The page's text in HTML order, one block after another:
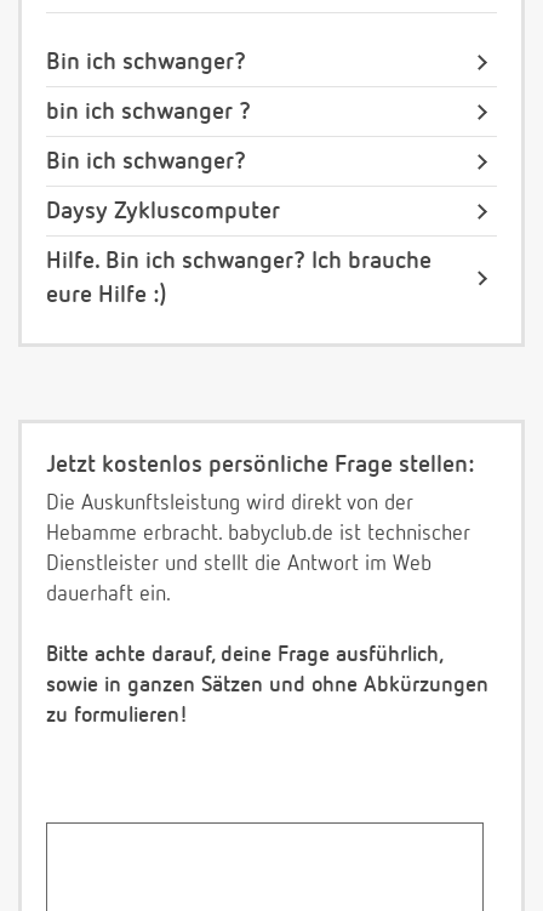
Bin ich schwanger?
bin ich schwanger ?
Bin ich schwanger?
Daysy Zykluscomputer
Hilfe. Bin ich schwanger? Ich brauche
eure Hilfe :)
Jetzt kostenlos persönliche Frage stellen:
Die Auskunftsleistung wird direkt von der
Hebamme erbracht. babyclub.de ist technischer
Dienstleister und stellt die Antwort im Web
dauerhaft ein.
Bitte achte darauf, deine Frage ausführlich,
sowie in ganzen Sätzen und ohne Abkürzungen
zu formulieren!